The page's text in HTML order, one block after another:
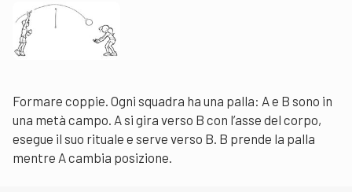
Formare coppie. Ogni squadra ha una palla: A e B sono in
una metà campo. A si gira verso B con l’asse del corpo,
esegue il suo rituale e serve verso B. B prende la palla
mentre A cambia posizione.